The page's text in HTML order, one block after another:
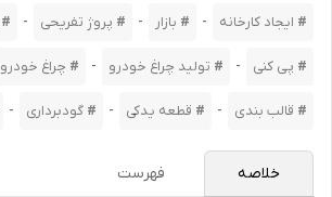
ایجاد کارخانه - بازار - پروژ تفریحی -
پی کنی - تولید چراغ خودرو - چراغ خودرو
قالب بندی - قطعه یدکی - گودبرداری -
خلاصه فهرست